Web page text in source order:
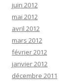
juin 2012
mai 2012
avril 2012
mars 2012
février 2012
janvier 2012
décembre 2011